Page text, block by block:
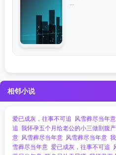
相邻小说
爱已成灰，往事不可追 风雪葬尽当年意
追 我怀孕五个月给老公的小三做剖腹产
意 风雪葬尽当年意 风雪葬尽当年意
雪葬尽当年意 爱已成灰，往事不可追